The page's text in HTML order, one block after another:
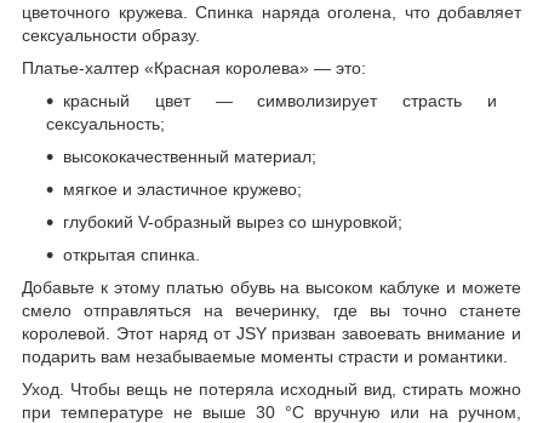
цветочного кружева. Спинка наряда оголена, что добавляет
сексуальности образу.
Платье-халтер «Красная королева» — это:
красный цвет — символизирует страсть и
сексуальность;
высококачественный материал;
мягкое и эластичное кружево;
глубокий V-образный вырез со шнуровкой;
открытая спинка.
Добавьте к этому платью обувь на высоком каблуке и можете
смело отправляться на вечеринку, где вы точно станете
королевой. Этот наряд от JSY призван завоевать внимание и
подарить вам незабываемые моменты страсти и романтики.
Уход. Чтобы вещь не потеряла исходный вид, стирать можно
при температуре не выше 30 °С вручную или на ручном,